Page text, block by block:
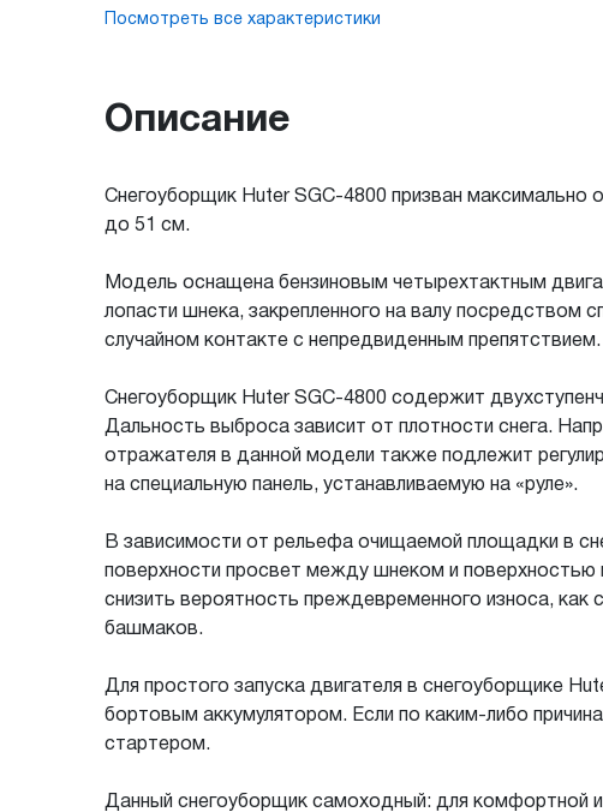
Посмотреть все характеристики
Описание
Снегоуборщик Huter SGC-4800 призван максимально
до 51 см.
Модель оснащена бензиновым четырехтактным
лопасти шнека, закрепленного на валу посредством
случайном контакте с непредвиденным препятствием.
Снегоуборщик Huter SGC-4800 содержит
Дальность выброса зависит от плотности снега.
отражателя в данной модели также подлежит
на специальную панель, устанавливаемую на «руле».
В зависимости от рельефа очищаемой площадки в
поверхности просвет между шнеком и
снизить вероятность преждевременного износа,
башмаков.
Для простого запуска двигателя в снегоуборщике
бортовым аккумулятором. Если по каким-либо
стартером.
Данный снегоуборщик самоходный: для комфортной